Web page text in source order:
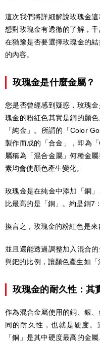
這次我們將詳細解說玫瑰金
想對玫瑰金有透徹的了解，
在猶豫是否要選擇玫瑰金的
的內容。
玫瑰金是什麼金屬？
您是否曾經感到疑惑，玫瑰
瑰金的粉紅色其實是銅的顏
「純金」。所謂的「Color
製作而成的「合金」，即為
屬稱為「混合金屬」何種金
素均會使顏色產生變化。
玫瑰金是在純金中添加「銅
比最高的是「銅」。約是銅7
換言之，玫瑰金的粉紅色是來
並且還能透過調整加入混合
與鈀的比例，讓顏色產生如「
玫瑰金的耐久性：其
作為混合金屬使用的銅、銀
同的耐久性，也就是硬度。
「銅」是其中硬度最高的金